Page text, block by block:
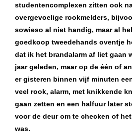
studentencomplexen zitten ook
overgevoelige rookmelders,
sowieso al niet handig, maar al
goedkoop tweedehands oventje
dat ik het brandalarm af liet gaan
jaar geleden, maar op de één of
er gisteren binnen vijf minuten
veel rook, alarm, met knikkende
gaan zetten en een halfuur later
voor de deur om te checken of
was.